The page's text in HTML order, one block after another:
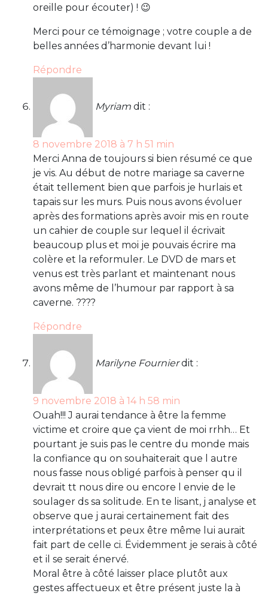
oreille pour écouter) ! 😉
Merci pour ce témoignage ; votre couple a de
belles années d’harmonie devant lui !
Répondre
Myriam dit :
8 novembre 2018 à 7 h 51 min
Merci Anna de toujours si bien résumé ce que
je vis. Au début de notre mariage sa caverne
était tellement bien que parfois je hurlais et
tapais sur les murs. Puis nous avons évoluer
après des formations après avoir mis en route
un cahier de couple sur lequel il écrivait
beaucoup plus et moi je pouvais écrire ma
colère et la reformuler. Le DVD de mars et
venus est très parlant et maintenant nous
avons même de l’humour par rapport à sa
caverne. ????
Répondre
Marilyne Fournier dit :
9 novembre 2018 à 14 h 58 min
Ouah!!! J aurai tendance à être la femme
victime et croire que ça vient de moi rrhh… Et
pourtant je suis pas le centre du monde mais
la confiance qu on souhaiterait que l autre
nous fasse nous obligé parfois à penser qu il
devrait tt nous dire ou encore l envie de le
soulager ds sa solitude. En te lisant, j analyse et
observe que j aurai certainement fait des
interprétations et peux être même lui aurait
fait part de celle ci. Évidemment je serais à côté
et il se serait énervé.
Moral être à côté laisser place plutôt aux
gestes affectueux et être présent juste la à